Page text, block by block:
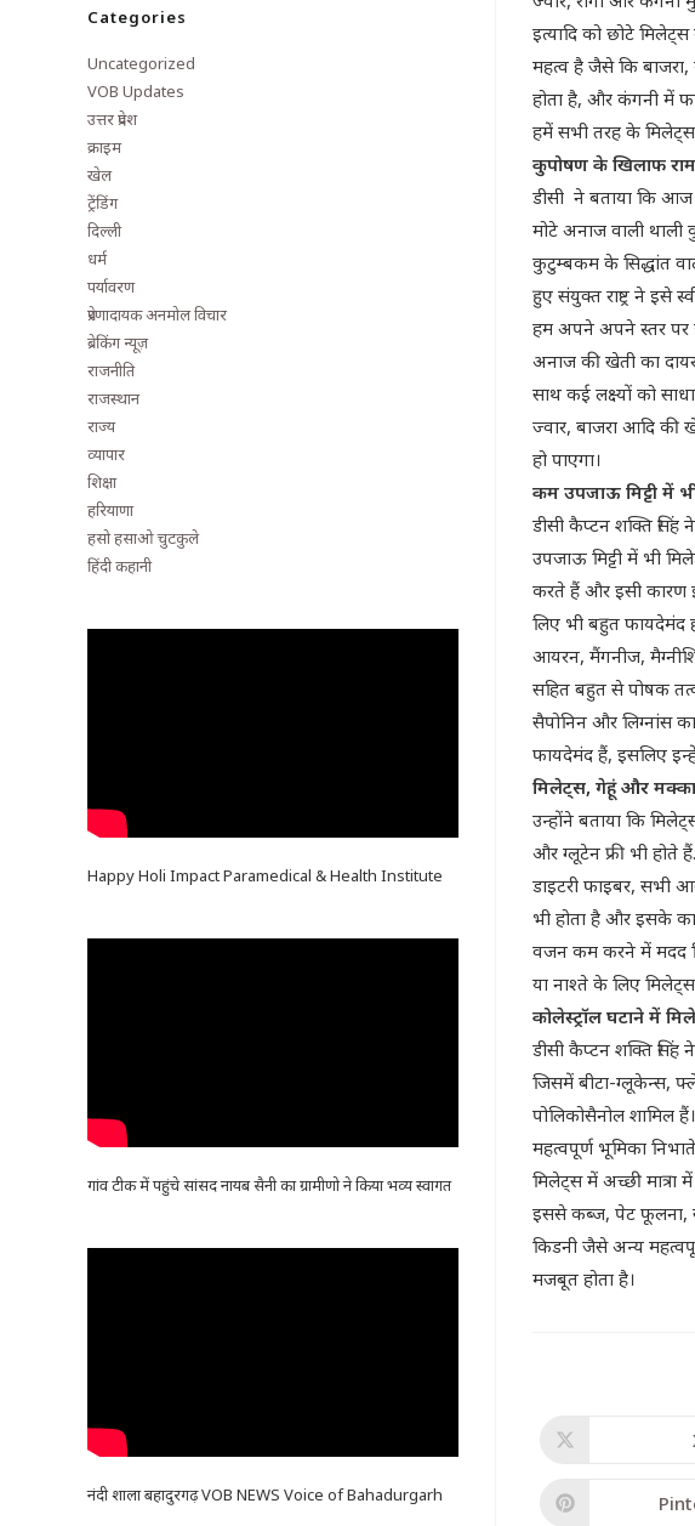
इत्यादि को छोटे
महत्व है जैसे कि
होता है, और कंगनी में
हमें सभी तरह के मिलेट्स
कुपोषण के खिलाफ
डीसी ने बताया कि आज
मोटे अनाज वाली
कुटुम्बकम के सिद्धांत
हुए संयुक्त राष्ट्र ने इसे
हम अपने अपने स्तर पर
अनाज की खेती का
साथ कई लक्ष्यों को
ज्वार, बाजरा आदि की
हो पाएगा।
कम उपजाऊ मिट्टी में
डीसी कैप्टन शक्ति
उपजाऊ मिट्टी में भी
करते हैं और इसी कारण
लिए भी बहुत फायदेमंद
आयरन, मैंगनीज,
सहित बहुत से पोषक
सैपोनिन और लिग्नांस
फायदेमंद हैं, इसलिए
मिलेट्स, गेहूं और मक्का
उन्होंने बताया कि
और ग्लूटेन फ्री भी होते
डाइटरी फाइबर, सभी
भी होता है और इसके
वजन कम करने में मदद
या नाश्ते के लिए
कोलेस्ट्रॉल घटाने में
डीसी कैप्टन शक्ति सिंह
जिसमें बीटा-ग्लूकेन्स,
पोलिकोसैनोल शामिल
महत्वपूर्ण भूमिका
मिलेट्स में अच्छी मात्रा
इससे कब्ज, पेट फूलना,
किडनी जैसे अन्य
मजबूत होता है।
Categories
Uncategorized
VOB Updates
उत्तर प्रदेश
क्राइम
खेल
ट्रेंडिंग
दिल्ली
धर्म
पर्यावरण
प्रेरणादायक अनमोल विचार
ब्रेकिंग न्यूज़
राजनीति
राजस्थान
राज्य
व्यापार
शिक्षा
हरियाणा
हसो हसाओ चुटकुले
हिंदी कहानी
Happy Holi Impact Paramedical & Health Institute
गांव टीक में पहुंचे सांसद नायब सैनी का ग्रामीणो ने किया भव्य स्वागत
नंदी शाला बहादुरगढ़ VOB NEWS Voice of Bahadurgarh